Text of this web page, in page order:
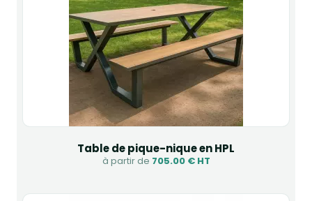
Table de pique-nique en HPL
à partir de 705.00 € HT